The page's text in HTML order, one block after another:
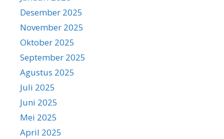
Desember 2025
November 2025
Oktober 2025
September 2025
Agustus 2025
Juli 2025
Juni 2025
Mei 2025
April 2025